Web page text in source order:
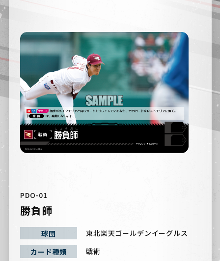
PDO-01
勝負師
球団
東北楽天ゴールデンイーグルス
カード種類
戦術